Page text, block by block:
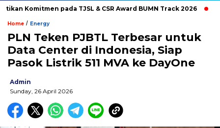
Komitmen pada TJSL & CSR Award BUMN Track 2026
Home / Energy
PLN Teken PJBTL Terbesar untuk
Data Center di Indonesia, Siap
Pasok Listrik 511 MVA ke DayOne
Admin
Sunday, 26 April 2026